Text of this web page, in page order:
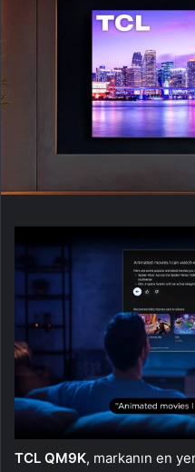
TCL QM9K, markanın en